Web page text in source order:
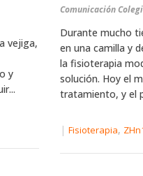
vejiga,
y
Comunicación
Durante mucho
en una camilla y
la fisioterapia
solución. Hoy el
tratamiento, y el
| Fisioterapia,